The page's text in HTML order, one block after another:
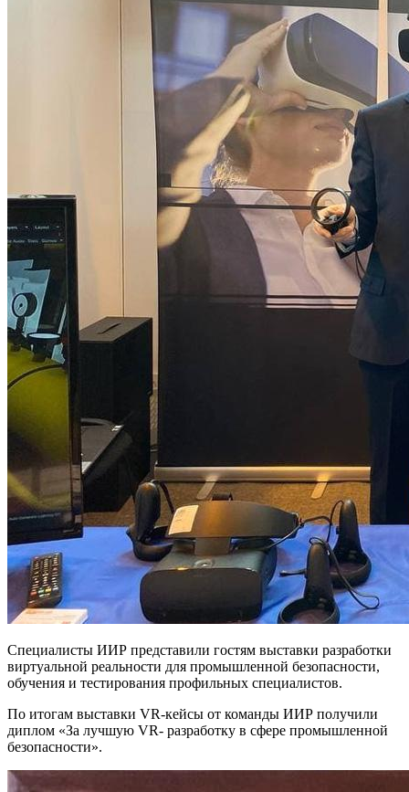
Специалисты ИИР представили гостям выставки разработки
виртуальной реальности для промышленной безопасности,
обучения и тестирования профильных специалистов.
По итогам выставки VR-кейсы от команды ИИР получили
диплом «За лучшую VR- разработку в сфере промышленной
безопасности».